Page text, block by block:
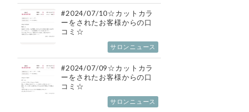
#2024/07/10☆カットカラ
ーをされたお客様からの口
コミ☆
サロンニュース
#2024/07/09☆カットカラ
ーをされたお客様からの口
コミ☆
サロンニュース